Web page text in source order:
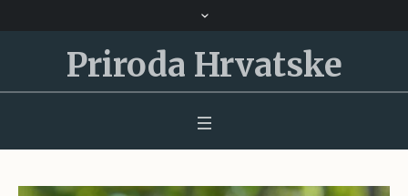
Priroda Hrvatske